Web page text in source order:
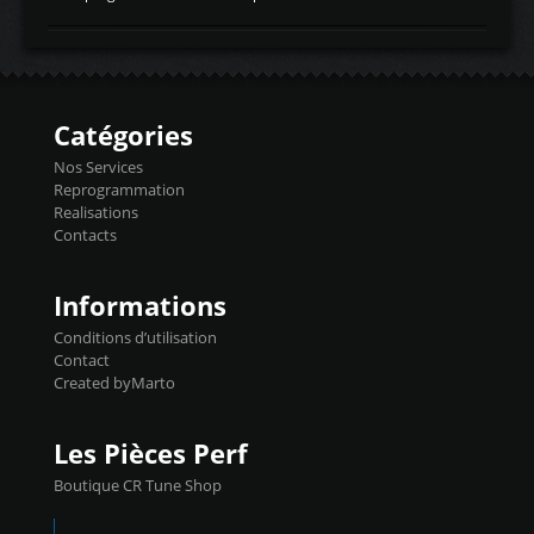
d'admissiontemp ex. pour atmo -30- 80°C
temperaturetemperature ldr moteurtemp
Injecteurs + Flashpro 1370€ TTC Le
précise et performante. Vous pourrez
basculer de la carto sans plomb à Ethanol à
l'aide du flashpro OPTION ECONOMIQUES
Reprog SP 98 sur le calculateur d'origine
450€ TTC Un gain d'environ 10cv et 15nm
Catégories
Nos Services
Reprogrammation
Realisations
Contacts
Informations
Conditions d’utilisation
Contact
Created byMarto
Les Pièces Perf
Boutique CR Tune Shop